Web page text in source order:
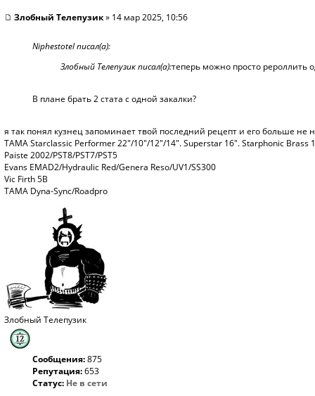
Злобный Телепузик» 14 мар 2025, 10:56
Niphestotel писал(а):
Злобный Телепузик писал(а):теперь можно просто рероллить
В плане брать 2 стата с одной закалки?
я так понял кузнец запоминает твой последний рецепт и его больше не
TAMA Starclassic Performer 22"/10"/12"/14". Superstar 16". Starphonic Brass
Paiste 2002/PST8/PST7/PST5
Evans EMAD2/Hydraulic Red/Genera Reso/UV1/SS300
Vic Firth 5B
TAMA Dyna-Sync/Roadpro
Злобный Телепузик
Сообщения:875
Репутация:653
Статус: Не в сети